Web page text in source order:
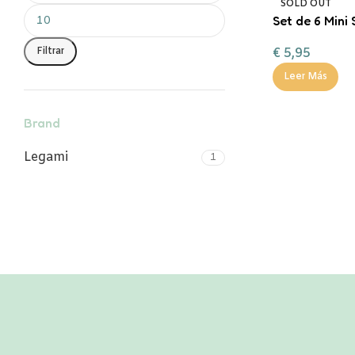
Filtrar
Brand
Legami 1
SOLD OUT
Set de 6 Mini
legami
€ 5,95
Leer Más